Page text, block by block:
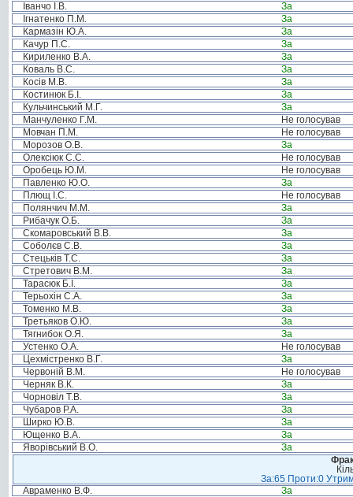
Іванчо І.В.
За
Ігнатенко П.М.
За
Кармазін Ю.А.
За
Качур П.С.
За
Кириленко В.А.
За
Коваль В.С.
За
Косів М.В.
За
Костинюк Б.І.
За
Кульчинський М.Г.
За
Манчуленко Г.М.
Не голосував
Мовчан П.М.
Не голосував
Морозов О.В.
За
Олексіюк С.С.
Не голосував
Оробець Ю.М.
Не голосував
Павленко Ю.О.
За
Плющ І.С.
Не голосував
Полянчич М.М.
За
Рибачук О.Б.
За
Скомаровський В.В.
За
Соболєв С.В.
За
Стецьків Т.С.
За
Стретович В.М.
За
Тарасюк Б.І.
За
Терьохін С.А.
За
Томенко М.В.
За
Третьяков О.Ю.
За
Тягнибок О.Я.
За
Устенко О.А.
Не голосував
Цехмістренко В.Г.
За
Червоній В.М.
Не голосував
Черняк В.К.
За
Чорновіл Т.В.
За
Чубаров Р.А.
За
Ширко Ю.В.
За
Ющенко В.А.
За
Яворівський В.О.
За
За:65 Проти:0
Авраменко В.Ф.
За